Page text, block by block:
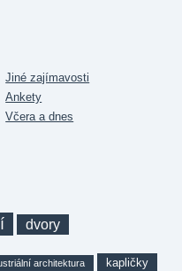
Jiné zajímavosti
Ankety
Včera a dnes
dvory
architektura kapličky